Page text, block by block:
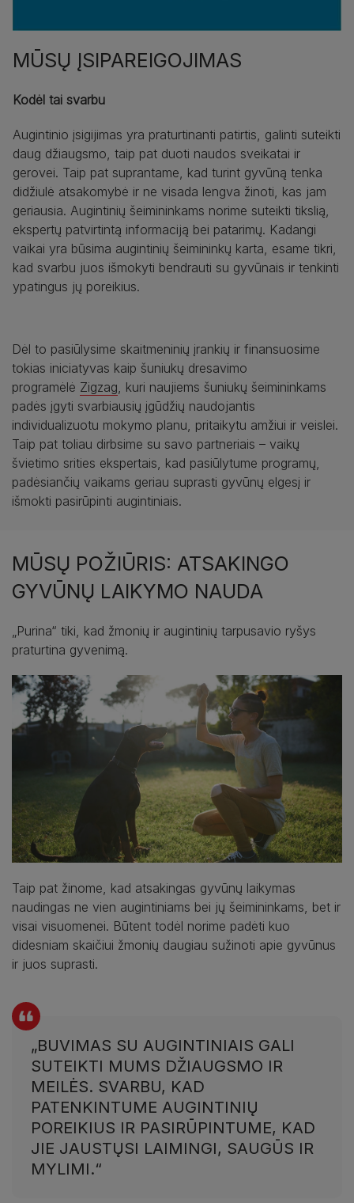
MŪSŲ ĮSIPAREIGOJIMAS
Kodėl tai svarbu
Augintinio įsigijimas yra praturtinanti patirtis, galinti suteikti
daug džiaugsmo, taip pat duoti naudos sveikatai ir
gerovei. Taip pat suprantame, kad turint gyvūną tenka
didžiulė atsakomybė ir ne visada lengva žinoti, kas jam
geriausia. Augintinių šeimininkams norime suteikti tikslią,
ekspertų patvirtintą informaciją bei patarimų. Kadangi
vaikai yra būsima augintinių šeimininkų karta, esame tikri,
kad svarbu juos išmokyti bendrauti su gyvūnais ir tenkinti
ypatingus jų poreikius.
Dėl to pasiūlysime skaitmeninių įrankių ir finansuosime
tokias iniciatyvas kaip šuniukų dresavimo
programėlė Zigzag, kuri naujiems šuniukų šeimininkams
padės įgyti svarbiausių įgūdžių naudojantis
individualizuotu mokymo planu, pritaikytu amžiui ir veislei.
Taip pat toliau dirbsime su savo partneriais – vaikų
švietimo srities ekspertais, kad pasiūlytume programų,
padėsiančių vaikams geriau suprasti gyvūnų elgesį ir
išmokti pasirūpinti augintiniais.
MŪSŲ POŽIŪRIS: ATSAKINGO
GYVŪNŲ LAIKYMO NAUDA
„Purina“ tiki, kad žmonių ir augintinių tarpusavio ryšys
praturtina gyvenimą.
Taip pat žinome, kad atsakingas gyvūnų laikymas
naudingas ne vien augintiniams bei jų šeimininkams, bet ir
visai visuomenei. Būtent todėl norime padėti kuo
didesniam skaičiui žmonių daugiau sužinoti apie gyvūnus
ir juos suprasti.
„BUVIMAS SU AUGINTINIAIS GALI
SUTEIKTI MUMS DŽIAUGSMO IR
MEILĖS. SVARBU, KAD
PATENKINTUME AUGINTINIŲ
POREIKIUS IR PASIRŪPINTUME, KAD
JIE JAUSTŲSI LAIMINGI, SAUGŪS IR
MYLIMI.“